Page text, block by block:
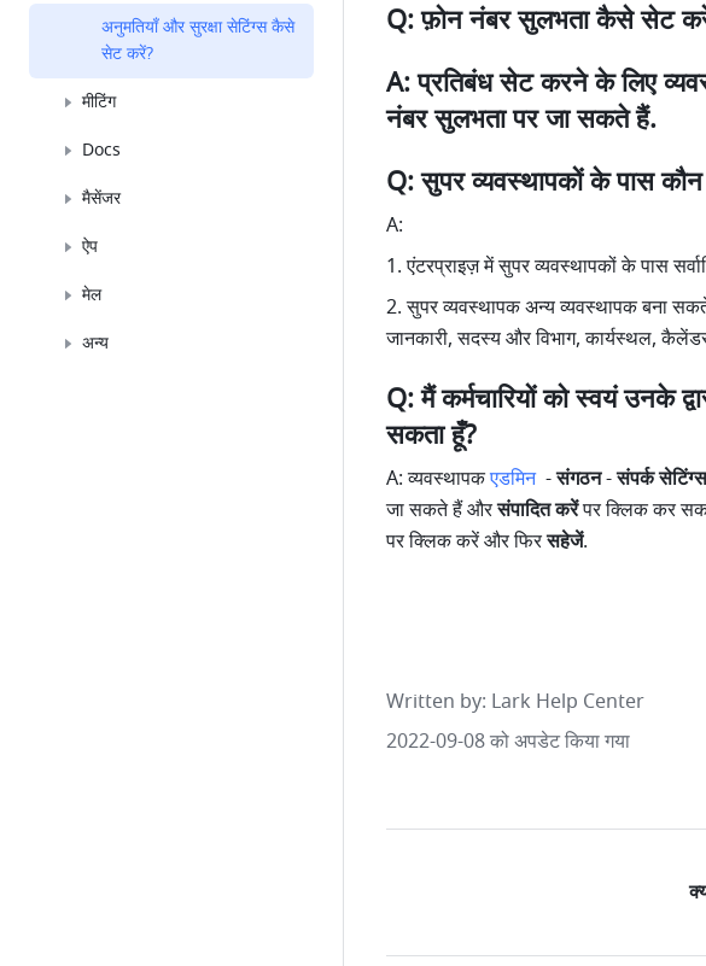
अनुमतियाँ और सुरक्षा सेटिंग्स कैसे
सेट करें?
मीटिंग
Docs
मैसेंजर
ऐप
मेल
अन्य
Q: फ़ोन नंबर सुलभता कैसे सेट
A: प्रतिबंध सेट करने के लिए
नंबर सुलभता पर जा सकते हैं.
Q: सुपर व्यवस्थापकों के पास
A:
1. एंटरप्राइज़ में सुपर व्यवस्थापकों के पास
2. सुपर व्यवस्थापक अन्य व्यवस्थापक बना
जानकारी, सदस्य और विभाग, कार्यस्थल, कैलेंडर,
Q: मैं कर्मचारियों को स्वयं उनके
सकता हूँ?
A: व्यवस्थापक एडमिन - संगठन - संपर्क
जा सकते हैं और संपादित करें पर क्लिक कर
पर क्लिक करें और फिर सहेजें.
Written by: Lark Help Center
2022-09-08 को अपडेट किया गया